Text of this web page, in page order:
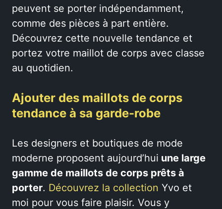
peuvent se porter indépendamment,
comme des pièces à part entière.
Découvrez cette nouvelle tendance et
portez votre maillot de corps avec classe
au quotidien.
Ajouter des maillots de corps
tendance à sa garde-robe
Les designers et boutiques de mode
moderne proposent aujourd’hui une large
gamme de maillots de corps prêts à
porter. Découvrez la collection Yvo et
moi pour vous faire plaisir. Vous y